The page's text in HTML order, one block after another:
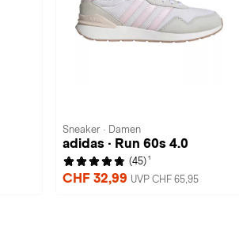
Sneaker · Damen
adidas · Run 60s 4.0
(45) 1
CHF 32,99 UVP CHF 65,95